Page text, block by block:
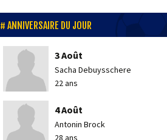
ANNIVERSAIRE DU JOUR
3 Août
Sacha Debuysschere
22 ans
4 Août
Antonin Brock
28 ans